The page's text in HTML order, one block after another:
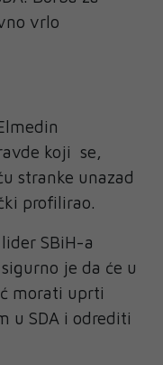
vrlo
koji se,
stranke unazad
profilirao.
SBiH-a
je da će u
morati uprti
u SDA i odrediti